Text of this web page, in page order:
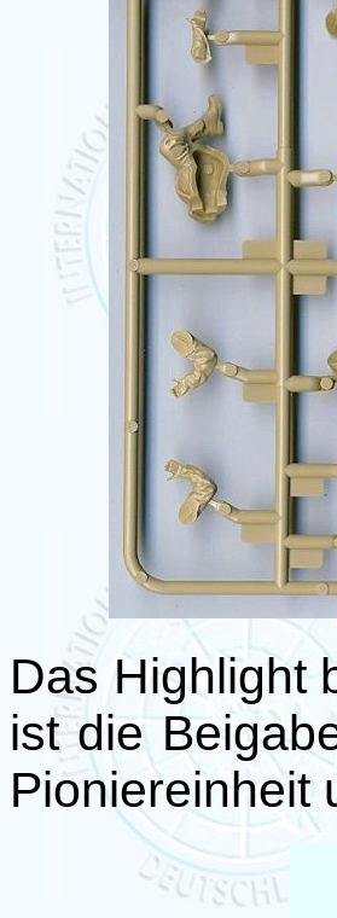
Das Highlight
ist die
Pioniereinheit